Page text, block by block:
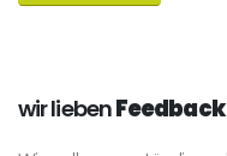
wir liebenFeedback